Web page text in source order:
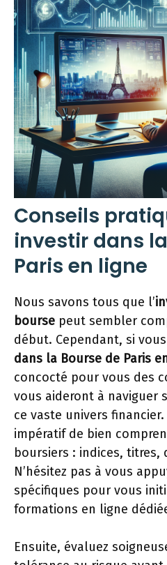
Conseils
investir dans
Paris en ligne
Nous savons tous que l’
bourse peut sembler
début. Cependant, si vous
dans la Bourse de Paris
concocté pour vous des
vous aideront à naviguer
ce vaste univers financier.
impératif de bien
boursiers : indices, titres,
N’hésitez pas à vous
spécifiques pour vous
formations en ligne
Ensuite, évaluez